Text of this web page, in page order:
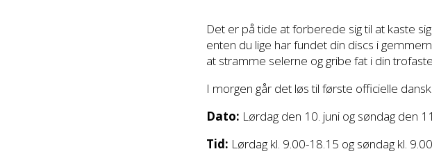
Det er på tide at forberede sig til at kaste
enten du lige har fundet din discs i
at stramme selerne og gribe fat i din
I morgen går det løs til første officielle
Dato: Lørdag den 10. juni og søndag den
Tid: Lørdag kl. 9.00-18.15 og søndag kl.